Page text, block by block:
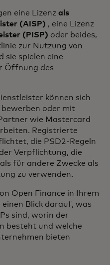
eine Lizenz als
(AISP) , eine Lizenz
(PISP) oder beides,
zur Nutzung von
sie spielen eine
Öffnung des
können sich
bewerben oder mit
wie Mastercard
Registrierte
die PSD2-Regeln
Verpflichtung, die
für andere Zwecke als
zu verwenden.
Open Finance in Ihrem
Blick darauf, was
sind, worin der
besteht und welche
bieten